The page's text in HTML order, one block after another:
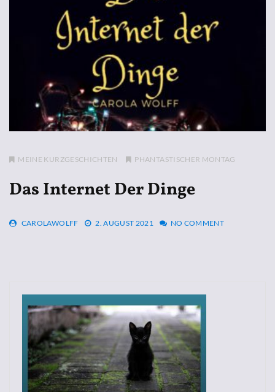
MEINE KURZGESCHICHTEN PHANTASTISCHER MONTAG
Das Internet Der Dinge
CAROLAWOLFF 2. AUGUST 2021 NO COMMENT